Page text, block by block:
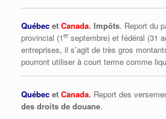
Québec et Canada. Impôts. Report du
provincial (1er septembre) et fédéral (31
entreprises, il s’agit de très gros
pourront utiliser à court terme comme
Québec et Canada. Report des
des droits de douane.